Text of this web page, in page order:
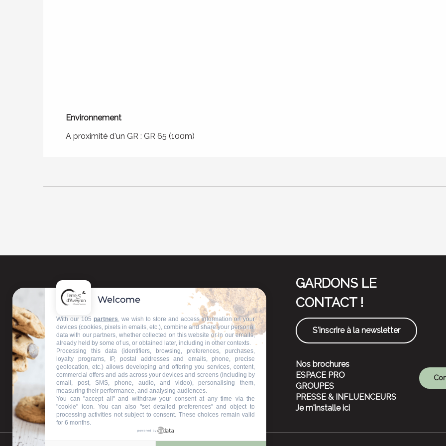
Environnement
Environnement
A proximité d'un GR : GR 65 (100m)
Nos bureaux d'accueil
Restons connectés
GARDONS LE
CONTACT !
S'inscrire à la newsletter
Nos brochures
ESPACE PRO
GROUPES
PRESSE & INFLUENCEURS
Je m'installe ici
Welcome
With our 105 partners, we wish to store and access information on your
devices (cookies, pixels in emails, etc.), combine and share your personal
data with our partners, whether collected on this website or in our emails,
already held by some of us, or obtained later, including in other contexts.
Processing this data (identifiers, browsing, preferences, purchases,
loyalty programs, IP, postal addresses and emails, phone, precise
geolocation, etc.) allows developing and offering you services, content,
commercial offers and ads across your devices and screens (including by
email, post, SMS, phone, audio, and video), personalising them,
measuring their performance, and analysing audiences.
You can "accept all" and withdraw your consent at any time via the
"cookie" icon. You can also "set detailed preferences" and object to
processing activities not subject to consent. These choices remain valid
for 6 months.
powered by